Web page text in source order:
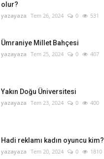
olur?
yazayaza Tem 26, 2024 0 531
Ümraniye Millet Bahçesi
yazayaza Tem 25, 2024 0 407
Yakın Doğu Üniversitesi
yazayaza Tem 23, 2024 0 400
Hadi reklamı kadın oyuncu kim?
yazayaza Tem 20, 2024 0 1810